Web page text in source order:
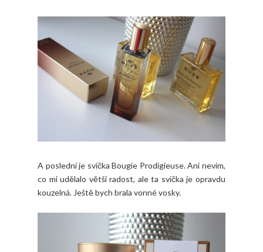
A poslední je svíčka Bougie Prodigieuse. Ani nevím,
co mi udělalo větší radost, ale ta svíčka je opravdu
kouzelná. Ještě bych brala vonné vosky.